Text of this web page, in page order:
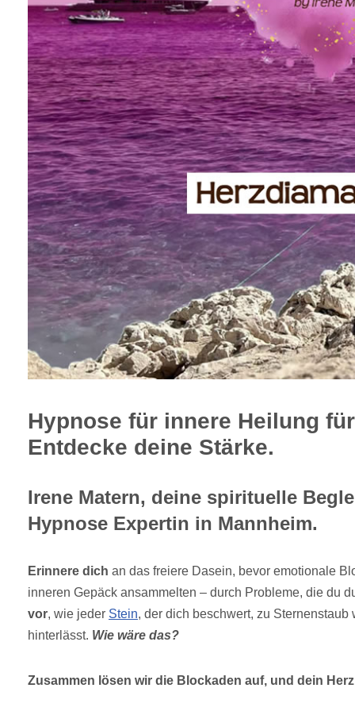
Hypnose für innere Heilung
Entdecke deine Stärke.
Irene Matern, deine spirituelle
Hypnose Expertin in Mannheim.
Erinnere dich an das freiere Dasein, bevor emotionale
inneren Gepäck ansammelten – durch Probleme, die du
vor, wie jeder Stein, der dich beschwert, zu Sternenstaub
hinterlässt. Wie wäre das?
Zusammen lösen wir die Blockaden auf, und dein